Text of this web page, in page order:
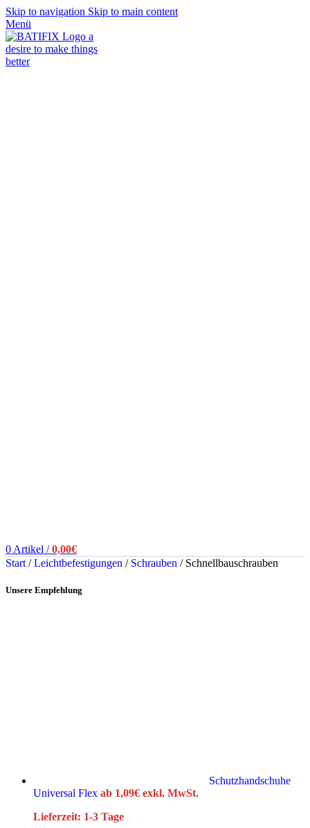
Skip to navigation Skip to main content
Menü
0 Artikel / 0,00€
Start / Leichtbefestigungen / Schrauben / Schnellbauschrauben
Unsere Empfehlung
Schutzhandschuhe
Universal Flex ab 1,09€ exkl. MwSt.
Lieferzeit: 1-3 Tage